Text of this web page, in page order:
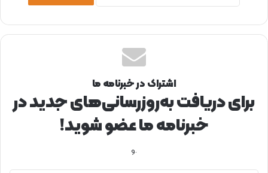
اشتراک در خبرنامه ما
برای دریافت به‌روزرسانی‌های جدید در
خبرنامه ما عضو شوید!
.و